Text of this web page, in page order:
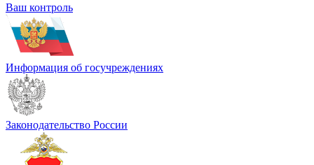
Ваш контроль
Информация об госучреждениях
Законодательство России